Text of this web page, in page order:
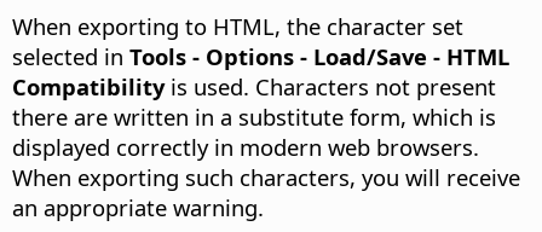
When exporting to HTML, the character set
selected in Tools - Options - Load/Save - HTML
Compatibilityis used. Characters not present
there are written in a substitute form, which is
displayed correctly in modern web browsers.
When exporting such characters, you will receive
an appropriate warning.